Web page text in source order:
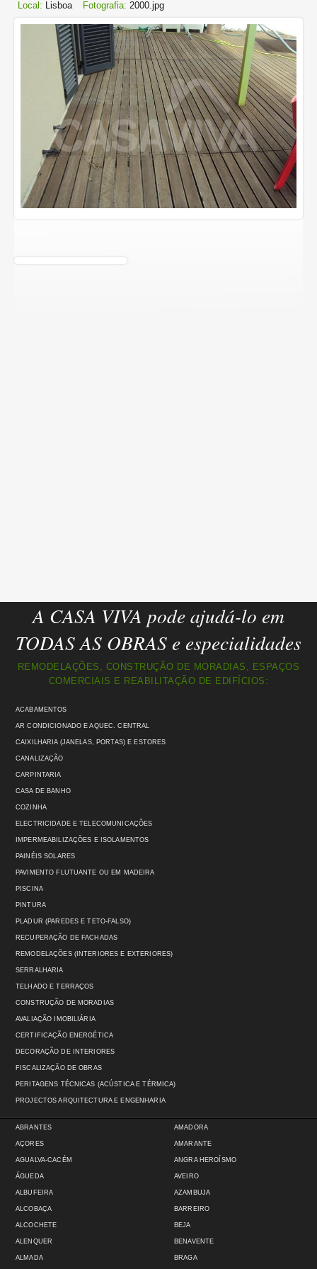
Local: Lisboa Fotografia: 2000.jpg
A CASA VIVA pode ajudá-lo em
TODAS AS OBRAS e especialidades
REMODELAÇÕES, CONSTRUÇÃO DE MORADIAS, ESPAÇOS
COMERCIAIS E REABILITAÇÃO DE EDIFÍCIOS:
ACABAMENTOS
AR CONDICIONADO E AQUEC. CENTRAL
CAIXILHARIA (JANELAS, PORTAS) E ESTORES
CANALIZAÇÃO
CARPINTARIA
CASA DE BANHO
COZINHA
ELECTRICIDADE E TELECOMUNICAÇÕES
IMPERMEABILIZAÇÕES E ISOLAMENTOS
PAINÉIS SOLARES
PAVIMENTO FLUTUANTE OU EM MADEIRA
PISCINA
PINTURA
PLADUR (PAREDES E TETO-FALSO)
RECUPERAÇÃO DE FACHADAS
REMODELAÇÕES (INTERIORES E EXTERIORES)
SERRALHARIA
TELHADO E TERRAÇOS
CONSTRUÇÃO DE MORADIAS
AVALIAÇÃO IMOBILIÁRIA
CERTIFICAÇÃO ENERGÉTICA
DECORAÇÃO DE INTERIORES
FISCALIZAÇÃO DE OBRAS
PERITAGENS TÉCNICAS (ACÚSTICA E TÉRMICA)
PROJECTOS ARQUITECTURA E ENGENHARIA
ABRANTES
AÇORES
AGUALVA-CACÉM
ÁGUEDA
ALBUFEIRA
ALCOBAÇA
ALCOCHETE
ALENQUER
ALMADA
AMADORA
AMARANTE
ANGRA HEROÍSMO
AVEIRO
AZAMBUJA
BARREIRO
BEJA
BENAVENTE
BRAGA